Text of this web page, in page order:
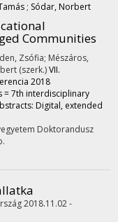
; Sódar, Norbert
Communities
Zsófia; Mészáros,
(szerk.)VII.
2018
= 7th interdisciplinary
Digital, extended
Doktorandusz
2018.11.02 -